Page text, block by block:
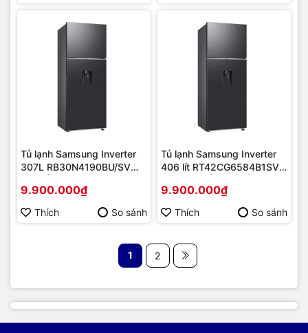
Tủ lạnh Samsung Inverter
307L RB30N4190BU/SV
9.900.000₫
Thích So sánh
Tủ lạnh Samsung Inverter
406 lít RT42CG6584B1SV
chính hãng
9.900.000₫
Thích So sánh
1 2